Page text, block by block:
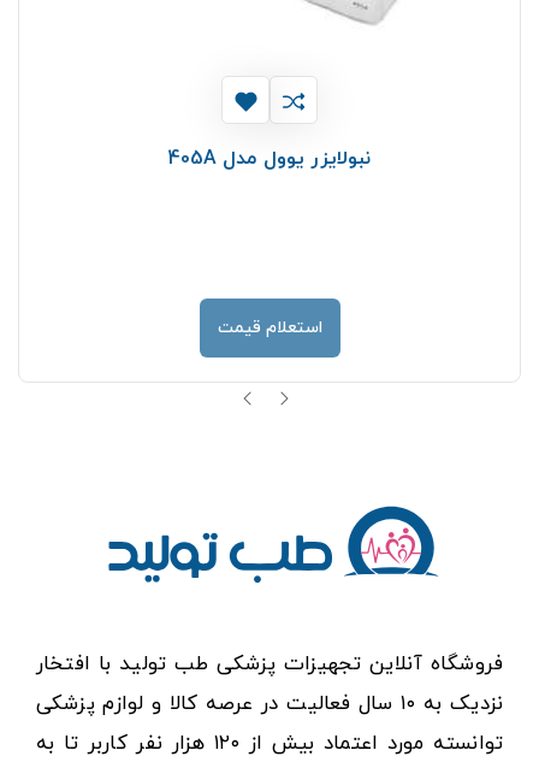
نبولایزر یوول مدل 405A
استعلام قیمت
فروشگاه آنلاین تجهیزات پزشکی طب تولید با افتخار
نزدیک به ۱۰ سال فعالیت در عرصه کالا و لوازم پزشکی
توانسته مورد اعتماد بیش از ۱۲۰ هزار نفر کاربر تا به